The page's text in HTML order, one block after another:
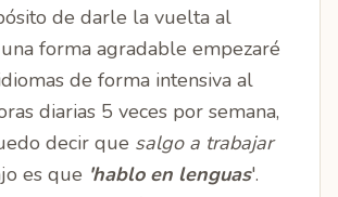
de darle la vuelta al
forma agradable empezaré
de forma intensiva al
diarias 5 veces por semana,
decir que salgo a trabajar
es que 'hablo en lenguas'.